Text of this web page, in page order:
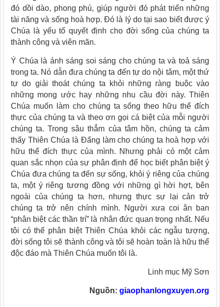
đó dồi dào, phong phú, giúp người đó phát triển những
tài năng và sống hoà hợp. Đó là lý do tại sao biết được ý
Chúa là yếu tố quyết định cho đời sống của chúng ta
thành công và viên mãn.
Ý Chúa là ánh sáng soi sáng cho chúng ta và toả sáng
trong ta. Nó dẫn đưa chúng ta đến tự do nội tâm, một thứ
tự do giải thoát chúng ta khỏi những ràng buộc vào
những mong ước hay những nhu cầu đời này. Thiên
Chúa muốn làm cho chúng ta sống theo hữu thể đích
thực của chúng ta và theo ơn gọi cá biệt của mỗi người
chúng ta. Trong sâu thẳm của tâm hồn, chúng ta cảm
thấy Thiên Chúa là Đấng làm cho chúng ta hoà hợp với
hữu thể đích thực của mình. Nhưng phải có một cảm
quan sắc nhọn của sự phân định để học biết phân biệt ý
Chúa đưa chúng ta đến sự sống, khỏi ý riêng của chúng
ta, một ý riêng tương đồng với những gì hời hợt, bên
ngoài của chúng ta hơn, nhưng thực sự lại cản trở
chúng ta trở nên chính mình. Người xưa coi ân ban
“phân biệt các thần trí” là nhân đức quan trọng nhất. Nếu
tôi có thể phân biệt Thiên Chúa khỏi các ngẫu tượng,
đời sống tôi sẽ thành công và tôi sẽ hoàn toàn là hữu thể
độc đáo mà Thiên Chúa muốn tôi là.
Linh mục Mỹ Sơn
Nguồn: giaophanlongxuyen.org